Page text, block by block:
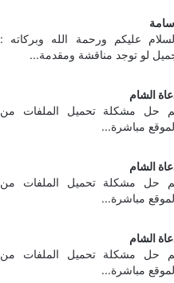
عليكم ورحمة الله وبركاته :
لو توجد مناقشة ومقدمة...
الشام
حل مشكلة تحميل الملفات من
مباشرة...
الشام
حل مشكلة تحميل الملفات من
مباشرة...
الشام
حل مشكلة تحميل الملفات من
مباشرة...